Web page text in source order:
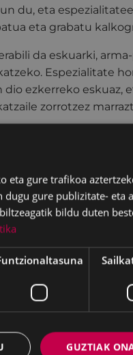
du, eta
eta grabatu
da eskuarki,
Espezialitate
ezkerreko eskuaz,
zorrotzez
estilo honen
Puri Herrero
grabatu
idatzitako "El
liburutik
eta gure trafikoa
gure publizitate- eta
bildu duten
GUZTIAK